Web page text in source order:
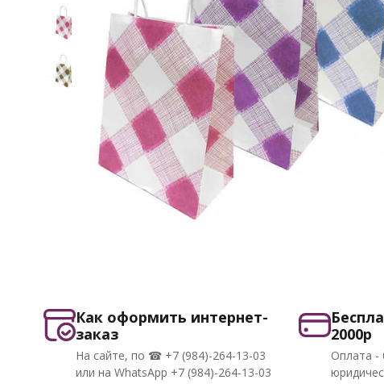
Как оформить интернет-
заказ
На сайте, по ☎ +7 (984)-264-13-03
или на WhatsApp +7 (984)-264-13-03
2000р
Оплата -